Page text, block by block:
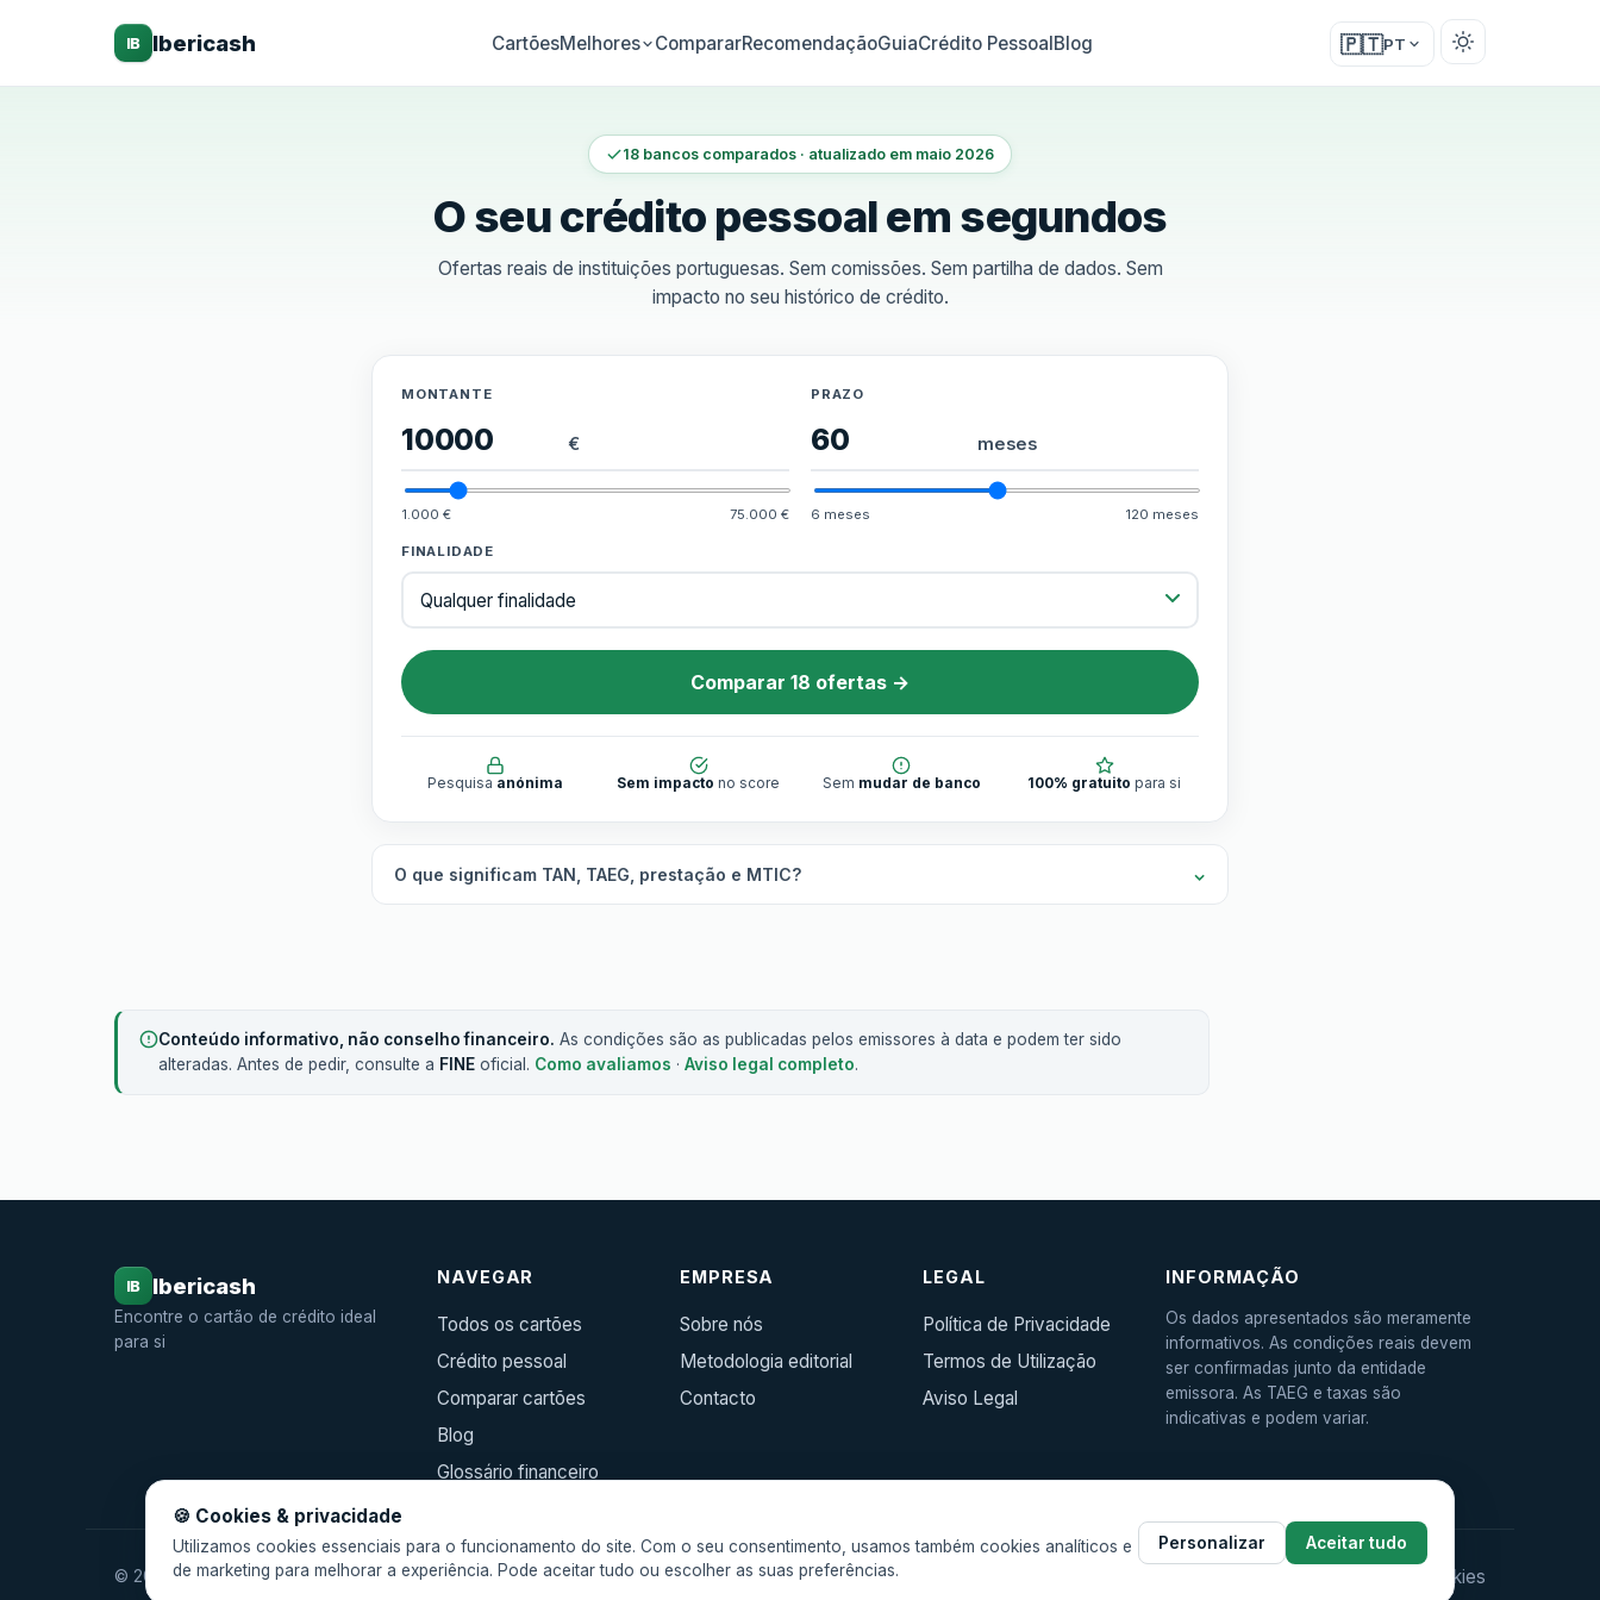
IB Ibericash CartõesMelhores CompararRecomendaçãoGuiaCrédito PessoalBlog 🇵🇹PT
18 bancos comparados · atualizado em maio 2026
O seu crédito pessoal em segundos
Ofertas reais de instituições portuguesas. Sem comissões. Sem partilha de dados. Sem
impacto no seu histórico de crédito.
MONTANTE
€
1.000 € 75.000 €
PRAZO
meses
6 meses 120 meses
FINALIDADE
Comparar 18 ofertas →
Pesquisa anónima Sem impacto no score Sem mudar de banco 100% gratuito para si
O que significam TAN, TAEG, prestação e MTIC?
Conteúdo informativo, não conselho financeiro. As condições são as publicadas pelos emissores à data e podem ter sido
alteradas. Antes de pedir, consulte a FINE oficial. Como avaliamos · Aviso legal completo.
IB Ibericash
Encontre o cartão de crédito ideal
para si
NAVEGAR
Todos os cartões
Crédito pessoal
Comparar cartões
Blog
Glossário financeiro
EMPRESA
Sobre nós
Metodologia editorial
Contacto
LEGAL
Política de Privacidade
Termos de Utilização
Aviso Legal
INFORMAÇÃO
Os dados apresentados são meramente
informativos. As condições reais devem
ser confirmadas junto da entidade
emissora. As TAEG e taxas são
indicativas e podem variar.
© 2026 Ibericash. Todos os direitos reservados. 🍪 Gerir cookies
🍪 Cookies & privacidade
Utilizamos cookies essenciais para o funcionamento do site. Com o seu consentimento, usamos também cookies analíticos e
de marketing para melhorar a experiência. Pode aceitar tudo ou escolher as suas preferências.
Personalizar Aceitar tudo